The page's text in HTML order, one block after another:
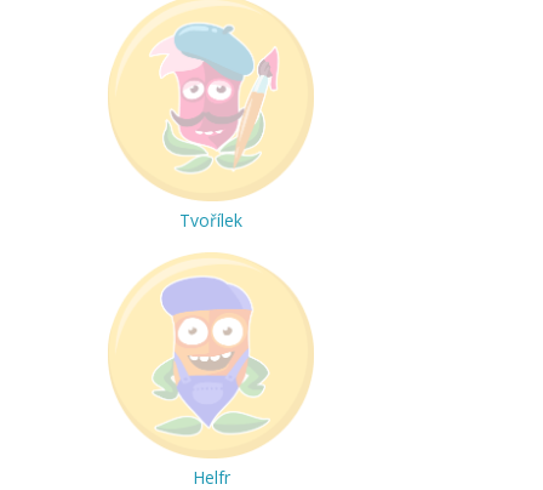
Tvořílek
Helfr